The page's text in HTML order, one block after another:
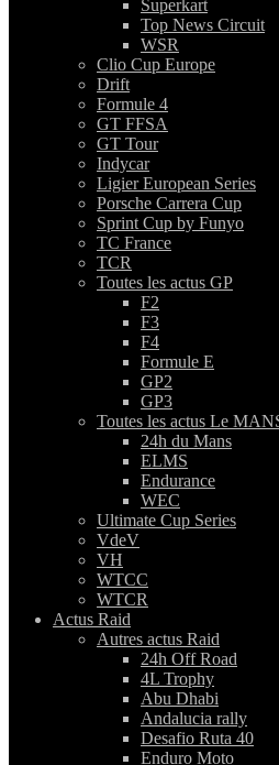
Superkart
Top News Circuit
WSR
Clio Cup Europe
Drift
Formule 4
GT FFSA
GT Tour
Indycar
Ligier European Series
Porsche Carrera Cup
Sprint Cup by Funyo
TC France
TCR
Toutes les actus GP
F2
F3
F4
Formule E
GP2
GP3
Toutes les actus Le
24h du Mans
ELMS
Endurance
WEC
Ultimate Cup Series
VdeV
VH
WTCC
WTCR
Actus Raid
Autres actus Raid
24h Off Road
4L Trophy
Abu Dhabi
Andalucia rally
Desafio Ruta 40
Enduro Moto